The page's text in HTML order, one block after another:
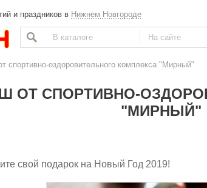
и праздников в Нижнем Новгороде
спортивно-оздоровительного комплекса "Мирный"
ОТ СПОРТИВНО-
"МИРНЫЙ"
свой подарок на Новый Год 2019!